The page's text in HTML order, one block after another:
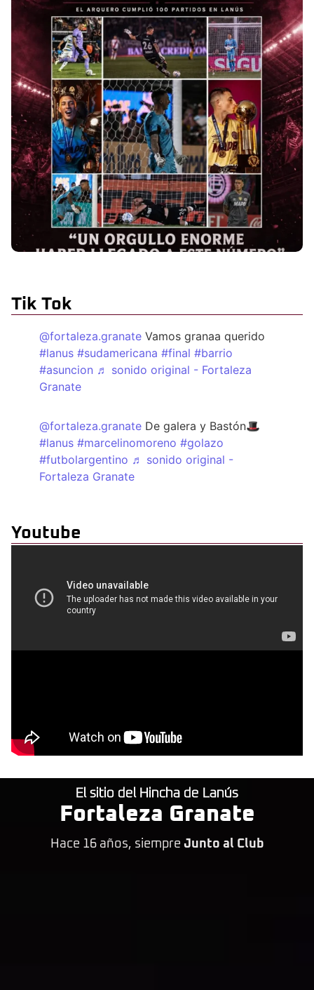
Tik Tok
@fortaleza.granate Vamos granaa querido
#lanus #sudamericana #final #barrio
#asuncion ♬ sonido original - Fortaleza
Granate
@fortaleza.granate De galera y Bastón🎩
#lanus #marcelinomoreno #golazo
#futbolargentino ♬ sonido original -
Fortaleza Granate
Youtube
El sitio del Hincha de Lanús
Fortaleza Granate
Hace 16 años, siempre Junto al Club